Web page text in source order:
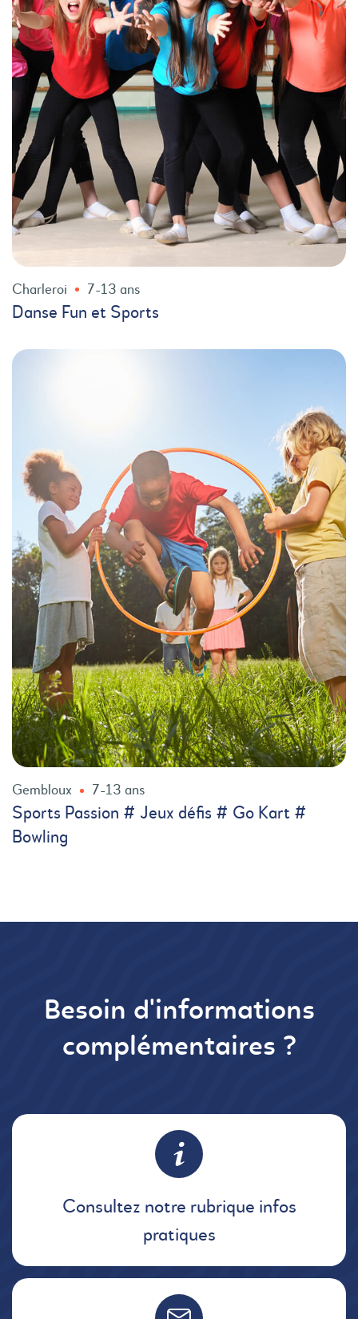
Charleroi 7-13 ans
Danse Fun et Sports
Gembloux 7-13 ans
Sports Passion # Jeux défis # Go Kart #
Bowling
Besoin d'informations
complémentaires ?
Consultez notre rubrique infos
pratiques